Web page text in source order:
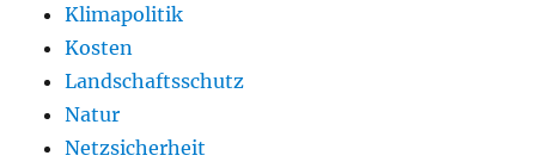
Klimapolitik
Kosten
Landschaftsschutz
Natur
Netzsicherheit